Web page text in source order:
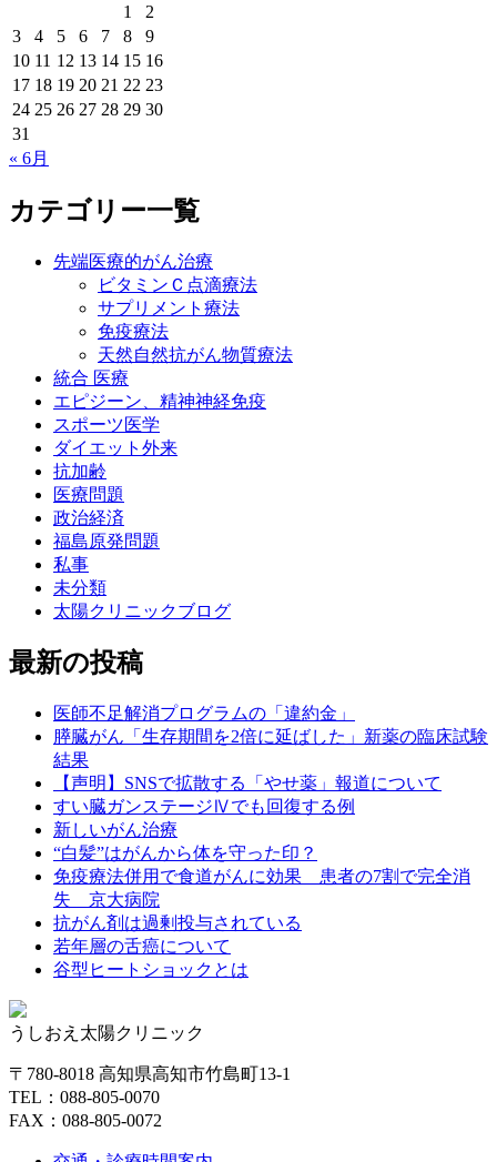
1
2
3
4 5 6 7 8
9
10 11 12 13 14 15 16
17 18 19 20 21 22 23
24 25 26 27 28 29 30
31
« 6月
カテゴリー一覧
先端医療的がん治療
ビタミンＣ点滴療法
サプリメント療法
免疫療法
天然自然抗がん物質療法
統合 医療
エピジーン、精神神経免疫
スポーツ医学
ダイエット外来
抗加齢
医療問題
政治経済
福島原発問題
私事
未分類
太陽クリニックブログ
最新の投稿
医師不足解消プログラムの「違約金」
膵臓がん「生存期間を2倍に延ばした」新薬の臨床試験
結果
【声明】SNSで拡散する「やせ薬」報道について
すい臓ガンステージⅣでも回復する例
新しいがん治療
“白髪”はがんから体を守った印？
免疫療法併用で食道がんに効果 患者の7割で完全消
失 京大病院
抗がん剤は過剰投与されている
若年層の舌癌について
谷型ヒートショックとは
うしおえ太陽クリニック
〒780-8018 高知県高知市竹島町13-1
TEL：088-805-0070
FAX：088-805-0072